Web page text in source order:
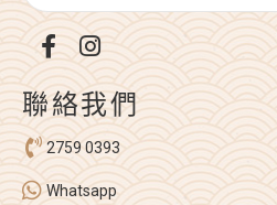
聯絡我們
2759 0393
Whatsapp